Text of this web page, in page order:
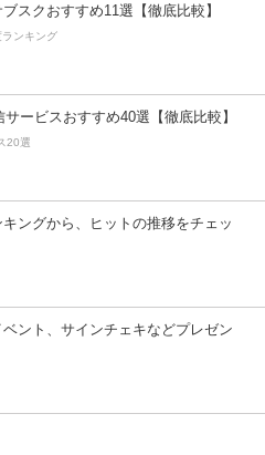
スクおすすめ11選【徹底比較】
ンキング
ービスおすすめ40選【徹底比較】
20選
ングから、ヒットの推移をチェッ
ント、サインチェキなどプレゼン